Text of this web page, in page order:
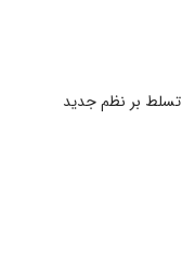
تسلط بر نظم جدید